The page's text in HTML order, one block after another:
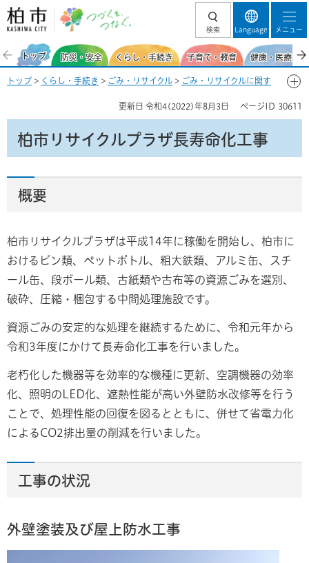
柏市 つづくを、
検索 Language メニュー
トップ 防災・安全 くらし・手続き 子育て・教育 健康・医療・
トップ > くらし・手続き > ごみ・リサイクル > ごみ・リサイクルに関す
更新日 令和4(2022)年8月3日 ページID 30611
柏市リサイクルプラザ長寿命化工事
概要
柏市リサイクルプラザは平成14年に稼働を開始し、柏市に
おけるビン類、ペットボトル、粗大鉄類、アルミ缶、スチ
ール缶、段ボール類、古紙類や古布等の資源ごみを選別、
破砕、圧縮・梱包する中間処理施設です。
資源ごみの安定的な処理を継続するために、令和元年から
令和3年度にかけて長寿命化工事を行いました。
老朽化した機器等を効率的な機種に更新、空調機器の効率
化、照明のLED化、遮熱性能が高い外壁防水改修等を行う
ことで、処理性能の回復を図るとともに、併せて省電力化
によるCO2排出量の削減を行いました。
工事の状況
外壁塗装及び屋上防水工事